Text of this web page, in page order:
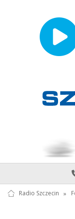
Radio Szczecin »